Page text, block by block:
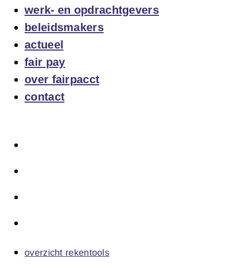
werk- en opdrachtgevers
beleidsmakers
actueel
fair pay
over fairpacct
contact
overzicht rekentools